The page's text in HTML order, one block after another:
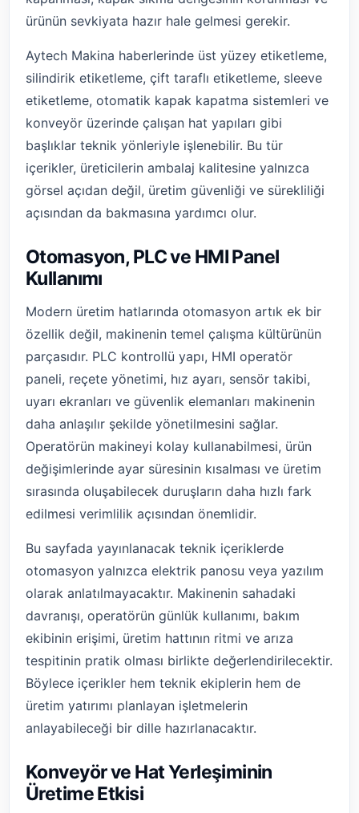
ürünün sevkiyata hazır hale gelmesi gerekir.
Aytech Makina haberlerinde üst yüzey etiketleme,
silindirik etiketleme, çift taraflı etiketleme, sleeve
etiketleme, otomatik kapak kapatma sistemleri ve
konveyör üzerinde çalışan hat yapıları gibi
başlıklar teknik yönleriyle işlenebilir. Bu tür
içerikler, üreticilerin ambalaj kalitesine yalnızca
görsel açıdan değil, üretim güvenliği ve sürekliliği
açısından da bakmasına yardımcı olur.
Otomasyon, PLC ve HMI Panel
Kullanımı
Modern üretim hatlarında otomasyon artık ek bir
özellik değil, makinenin temel çalışma kültürünün
parçasıdır. PLC kontrollü yapı, HMI operatör
paneli, reçete yönetimi, hız ayarı, sensör takibi,
uyarı ekranları ve güvenlik elemanları makinenin
daha anlaşılır şekilde yönetilmesini sağlar.
Operatörün makineyi kolay kullanabilmesi, ürün
değişimlerinde ayar süresinin kısalması ve üretim
sırasında oluşabilecek duruşların daha hızlı fark
edilmesi verimlilik açısından önemlidir.
Bu sayfada yayınlanacak teknik içeriklerde
otomasyon yalnızca elektrik panosu veya yazılım
olarak anlatılmayacaktır. Makinenin sahadaki
davranışı, operatörün günlük kullanımı, bakım
ekibinin erişimi, üretim hattının ritmi ve arıza
tespitinin pratik olması birlikte değerlendirilecektir.
Böylece içerikler hem teknik ekiplerin hem de
üretim yatırımı planlayan işletmelerin
anlayabileceği bir dille hazırlanacaktır.
Konveyör ve Hat Yerleşiminin
Üretime Etkisi